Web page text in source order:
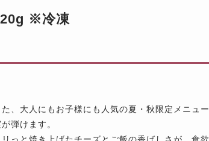
※冷凍
、大人にもお子様にも人気の夏・秋限定メニュー
弾けます。
っと焼き上げたチーズとご飯の香ばしさが、食欲